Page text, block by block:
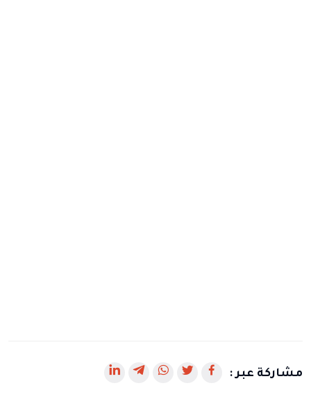
مشاركة عبر :
رابط رابطرابطرابطرابط